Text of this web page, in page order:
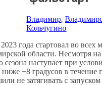
Владимир,
Кольчугино
года стартовал во
области. Несмотря
сезона наступает при
+8 градусов в течение
не затягивать с